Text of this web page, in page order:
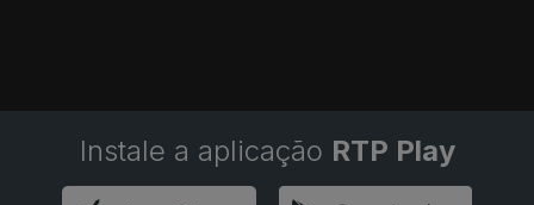
Instale a aplicação RTP Play